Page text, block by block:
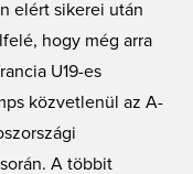
elért sikerei után
hogy még arra
U19-es
közvetlenül az A-
A többit